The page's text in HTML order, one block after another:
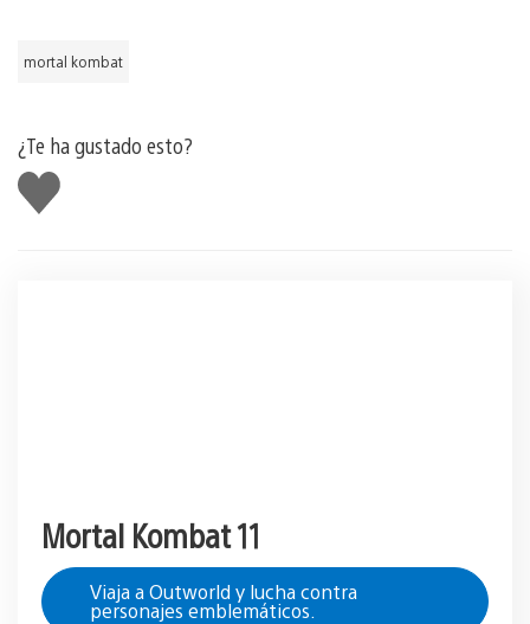
mortal kombat
¿Te ha gustado esto?
Me
gusta
esto
Mortal Kombat 11
Viaja a Outworld y lucha contra
personajes emblemáticos.